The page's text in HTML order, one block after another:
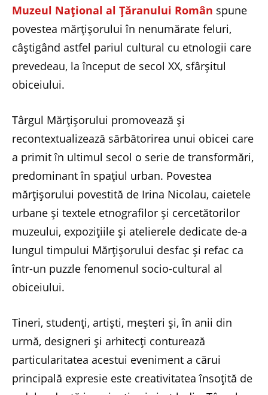
Muzeul Național al Țăranului Român spune
povestea mărțișorului în nenumărate feluri,
câștigând astfel pariul cultural cu etnologii care
prevedeau, la început de secol XX, sfârșitul
obiceiului.
Târgul Mărțișorului promovează și
recontextualizează sărbătorirea unui obicei care
a primit în ultimul secol o serie de transformări,
predominant în spațiul urban. Povestea
mărțișorului povestită de Irina Nicolau, caietele
urbane și textele etnografilor și cercetătorilor
muzeului, expozițiile și atelierele dedicate de-a
lungul timpului Mărțișorului desfac și refac ca
într-un puzzle fenomenul socio-cultural al
obiceiului.
Tineri, studenți, artiști, meșteri și, în anii din
urmă, designeri și arhitecți conturează
particularitatea acestui eveniment a cărui
principală expresie este creativitatea însoțită de